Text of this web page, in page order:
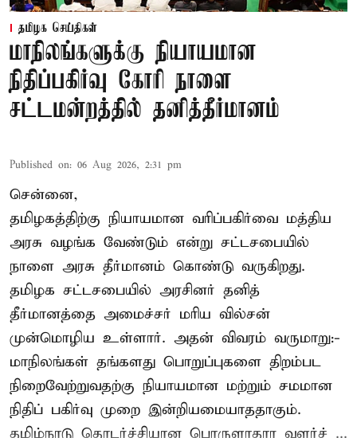
தமிழக செய்திகள்
மாநிலங்களுக்கு நியாயமான
நிதிப்பகிர்வு கோரி நாளை
சட்டமன்றத்தில் தனித்தீர்மானம்
Published on: 06 Aug 2026, 2:31 pm
சென்னை,
தமிழகத்திற்கு நியாயமான வரிப்பகிர்வை மத்திய
அரசு வழங்க வேண்டும் என்று சட்டசபையில்
நாளை அரசு தீர்மானம் கொண்டு வருகிறது.
தமிழக சட்டசபையில் அரசினர் தனித்
தீர்மானத்தை அமைச்சர் மரிய வில்சன்
முன்மொழிய உள்ளார். அதன் விவரம் வருமாறு:-
மாநிலங்கள் தங்களது பொறுப்புகளை திறம்பட
நிறைவேற்றுவதற்கு நியாயமான மற்றும் சமமான
நிதிப் பகிர்வு முறை இன்றியமையாததாகும்.
தமிழ்நாடு தொடர்ச்சியான பொருளாதார வளர்ச் ...